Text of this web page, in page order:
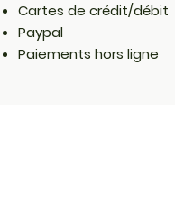
​Cartes de crédit/débit
Paypal
Paiements hors ligne